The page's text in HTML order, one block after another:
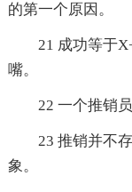
的第一个原因。
21 成功等于
嘴。
22 一个推销
23 推销并不
象。